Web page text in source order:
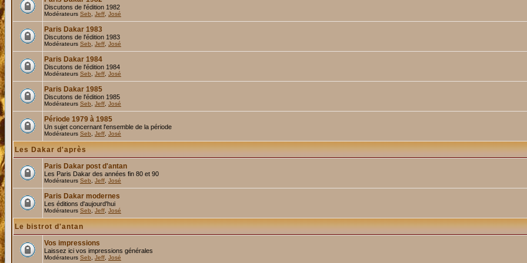
Discutons de l'édition 1982
Modérateurs Seb Jeff José
Paris Dakar 1983
Discutons de l'édition 1983
Modérateurs Seb Jeff José
Paris Dakar 1984
Discutons de l'édition 1984
Modérateurs Seb Jeff José
Paris Dakar 1985
Discutons de l'édition 1985
Modérateurs Seb Jeff José
Période 1979 à 1985
Un sujet concernant l'ensemble de la période
Modérateurs Seb Jeff José
Les Dakar d'après
Paris Dakar post d'antan
Les Paris Dakar des années fin 80 et 90
Modérateurs Seb Jeff José
Paris Dakar modernes
Les éditions d'aujourd'hui
Modérateurs Seb Jeff José
Le bistrot d'antan
Vos impressions
Laissez ici vos impressions générales
Modérateurs Seb Jeff José